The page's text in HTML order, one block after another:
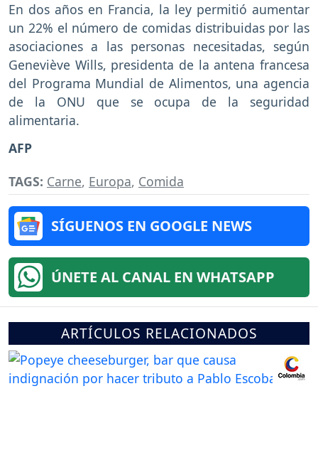
En dos años en Francia, la ley permitió aumentar
un 22% el número de comidas distribuidas por las
asociaciones a las personas necesitadas, según
Geneviève Wills, presidenta de la antena francesa
del Programa Mundial de Alimentos, una agencia
de la ONU que se ocupa de la seguridad
alimentaria.
AFP
TAGS: Carne, Europa, Comida
SÍGUENOS EN GOOGLE NEWS
ÚNETE AL CANAL EN WHATSAPP
ARTÍCULOS RELACIONADOS